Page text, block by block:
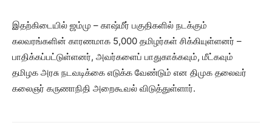
இதற்கிடையில் ஜம்மு – காஷ்மீர் பகுதிகளில் நடக்கும்
கலவரங்களின் காரணமாக 5,000 தமிழர்கள் சிக்கியுள்ளனர் –
பாதிக்கப்பட்டுள்ளனர், அவர்களைப் பாதுகாக்கவும், மீட்கவும்
தமிழக அரசு நடவடிக்கை எடுக்க வேண்டும் என திமுக தலைவர்
கலைஞர் கருணாநிதி அறைகூவல் விடுத்துள்ளார்.